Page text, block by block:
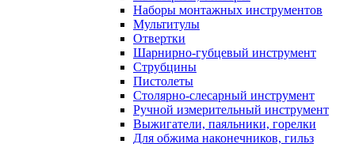
Наборы монтажных инструментов
Мультитулы
Отвертки
Шарнирно-губцевый инструмент
Струбцины
Пистолеты
Столярно-слесарный инструмент
Ручной измерительный инструмент
Выжигатели, паяльники, горелки
Для обжима наконечников, гильз